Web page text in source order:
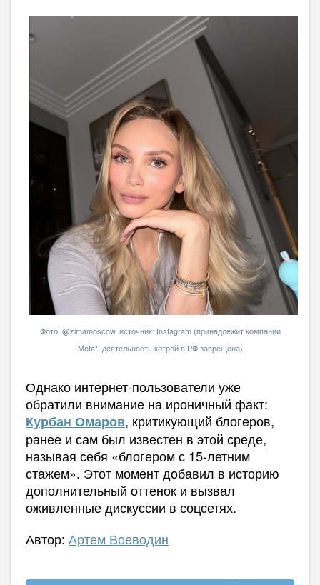
Фото: @zimamoscow, источник: Instagram (принадлежит компании
Meta*, деятельность котрой в РФ запрещена)
Однако интернет-пользователи уже
обратили внимание на ироничный факт:
Курбан Омаров, критикующий блогеров,
ранее и сам был известен в этой среде,
называя себя «блогером с 15-летним
стажем». Этот момент добавил в историю
дополнительный оттенок и вызвал
оживленные дискуссии в соцсетях.
Автор: Артем Воеводин